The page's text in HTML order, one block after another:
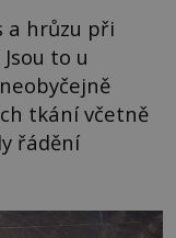
a hrůzu při
to u
tkání včetně
řádění